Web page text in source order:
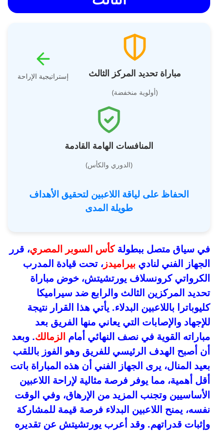
مباراة تحديد المركز الثالث
(أولوية منخفضة)
إستراتيجية الإراحة
المنافسات الهامة القادمة
(الدوري والكأس)
الحفاظ على لياقة اللاعبين لتحقيق الأهداف
طويلة المدى
في سياق متصل ببطولةكأس السوبر المصري، قرر
الجهاز الفني لنادي بيراميدز، تحت قيادة المدرب
الكرواتي كرونسلاف يورتشيتش، خوض مباراة
تحديد المركزين الثالث والرابع ضد سيراميكا
كليوباترا باللاعبين البدلاء. يأتي هذا القرار نتيجة
للإجهاد والإصابات التي يعاني منها الفريق بعد
مباراته القوية في نصف النهائي أمام الزمالك. وبعد
أن أصبح الهدف الرئيسي للفريق وهو الفوز باللقب
بعيد المنال، يرى الجهاز الفني أن هذه المباراة باتت
أقل أهمية، مما يوفر فرصة مثالية لإراحة اللاعبين
الأساسيين وتجنب المزيد من الإرهاق، وفي الوقت
نفسه، يمنح اللاعبين البدلاء فرصة قيمة للمشاركة
وإثبات قدراتهم. وقد أعرب يورتشيتش عن تقديره